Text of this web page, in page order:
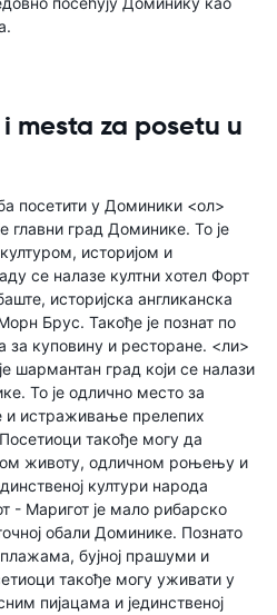
mesta za posetu u
посетити у Доминики <ол>
главни град Доминике. То је
историјом и
се налазе култни хотел Форт
историјска англиканска
Брус. Такође је познат по
за куповину и ресторане. <ли>
шармантан град који се налази
То је одлично место за
и истраживање прелепих
такође могу да
животу, одличном роњењу и
култури народа
- Маригот је мало рибарско
обали Доминике. Познато
бујној прашуми и
такође могу уживати у
пијацама и јединственој